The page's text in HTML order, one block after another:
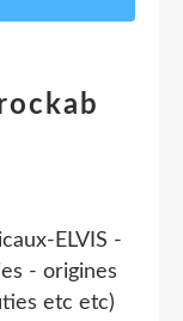
ELVIS -
- origines
etc etc)